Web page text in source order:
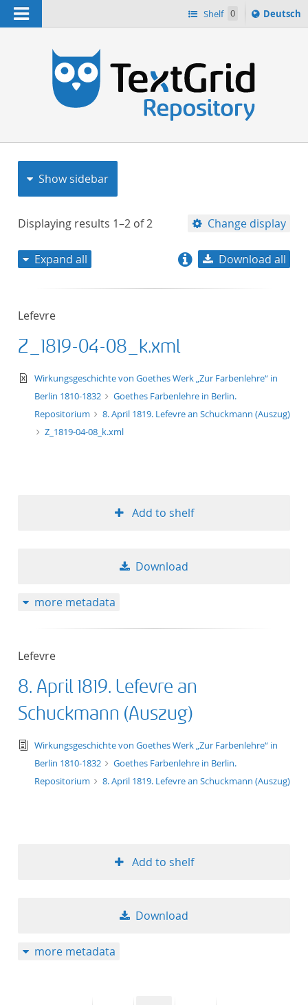
Navigation Shelf 0
Sprache
ï¿½ndern
Deutsch
Show sidebar
Displaying results 1–2 of2 Change display
format ascending
Expand all Download all
Lefevre
Z_1819-04-08_k.xml
text/xml
Wirkungsgeschichte von Goethes Werk „Zur Farbenlehre“ in
Berlin 1810-1832
Goethes Farbenlehre in Berlin.
Repositorium
8. April 1819. Lefevre an Schuckmann (Auszug)
Z_1819-04-08_k.xml
Add to shelf
Download
more metadata
Lefevre
8. April 1819. Lefevre an
Schuckmann (Auszug)
text/tg.edition+tg.aggregation+xml
Wirkungsgeschichte von Goethes Werk „Zur Farbenlehre“ in
Berlin 1810-1832
Goethes Farbenlehre in Berlin.
Repositorium
8. April 1819. Lefevre an Schuckmann (Auszug)
Add to shelf
Download
more metadata